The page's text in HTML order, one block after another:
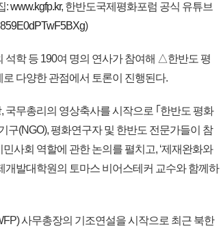
:www.kgfp.kr, 한반도국제평화포럼 공식 유튜브
)
석학 등 190여 명의 연사가 참여해 △한반도 평
다양한 관점에서 토론이 진행된다.
무총리의 영상축사를 시작으로 ｢한반도 평화
구(NGO), 평화연구자 및 한반도 전문가들이 참
사회 역할에 관한 논의를 펼치고, ‘제재완화와
개발대학원의 토마스 비어스테커 교수와 함께하
사무총장의 기조연설을 시작으로 최근 북한